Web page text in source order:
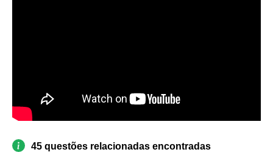
45 questões relacionadas encontradas